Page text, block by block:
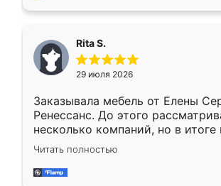
каких-либо доработок.
довольна, все выглядит так, как
Rita S.
29 июля 2026
Заказывала мебель от Елены
Ренессанс. До этого
несколько компаний, но в итоге
эту. Сначала обговорили
приехал замерщик, всё
и снял размеры. Изготовили в
Читать полностью